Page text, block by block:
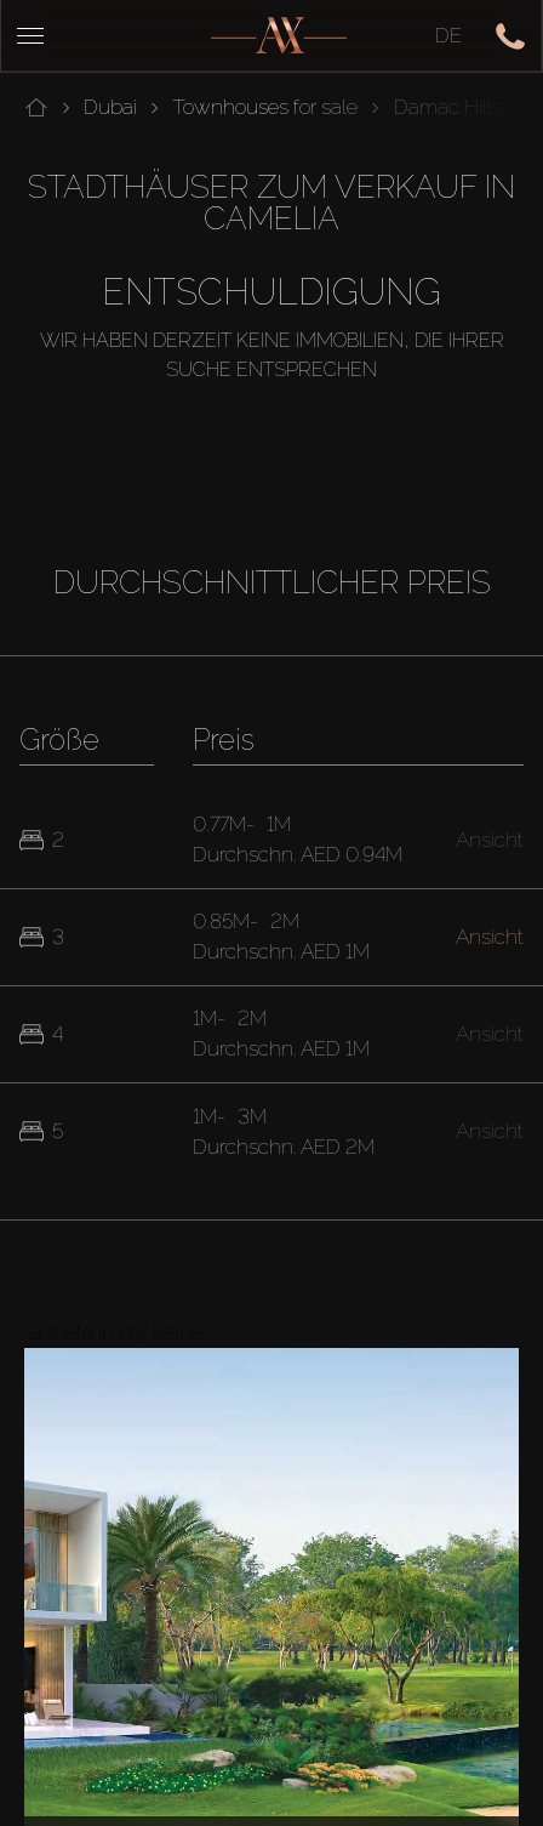
DE
Dubai Townhouses for sale Damac Hills 2
STADTHÄUSER ZUM VERKAUF IN
CAMELIA
ENTSCHULDIGUNG
WIR HABEN DERZEIT KEINE IMMOBILIEN, DIE IHRER
SUCHE ENTSPRECHEN
DURCHSCHNITTLICHER PREIS
Größe
2
3
4
5
Preis
0.77M- 1M
Durchschn. AED 0.94M
Ansicht
0.85M- 2M
Durchschn. AED 1M
Ansicht
1M- 2M
Durchschn. AED 1M
Ansicht
1M- 3M
Durchschn. AED 2M
Ansicht